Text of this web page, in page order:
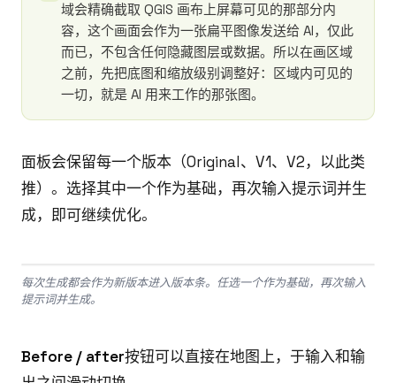
域会精确截取 QGIS 画布上屏幕可见的那部分内
容，这个画面会作为一张扁平图像发送给 AI，仅此
而已，不包含任何隐藏图层或数据。所以在画区域
之前，先把底图和缩放级别调整好：区域内可见的
一切，就是 AI 用来工作的那张图。
面板会保留每一个版本（Original、V1、V2，以此类
推）。选择其中一个作为基础，再次输入提示词并生
成，即可继续优化。
每次生成都会作为新版本进入版本条。任选一个作为基础，再次输入
提示词并生成。
Before / after按钮可以直接在地图上，于输入和输